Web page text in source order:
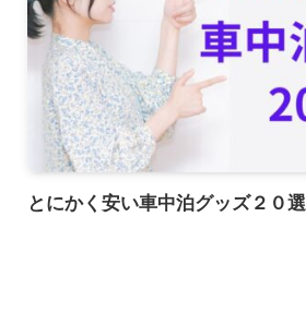
とにかく安い車中泊グッズ２０